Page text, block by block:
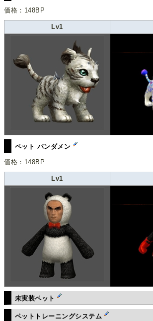
価格：148BP
Lv1
ペット パンダメン
価格：148BP
Lv1
未実装ペット
ペットトレーニングシステム